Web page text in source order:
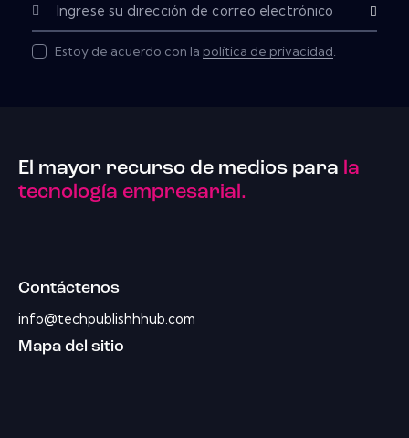
Subscribe
Estoy de acuerdo con la política de privacidad.
El mayor recurso de medios para la
tecnología empresarial.
Contáctenos
info@techpublishhhub.com
Mapa del sitio